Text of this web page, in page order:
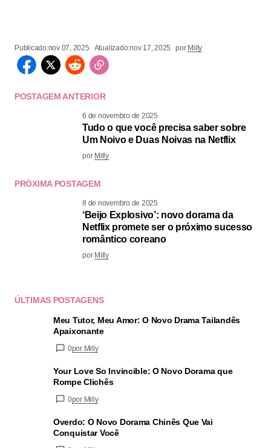
Publicado:nov 07, 2025 Atualizado:nov 17, 2025 por Milly
POSTAGEM ANTERIOR
6 de novembro de 2025
Tudo o que você precisa saber sobre
Um Noivo e Duas Noivas na Netflix
por Milly
PRÓXIMA POSTAGEM
8 de novembro de 2025
‘Beijo Explosivo’: novo dorama da
Netflix promete ser o próximo sucesso
romântico coreano
por Milly
ÚLTIMAS POSTAGENS
Meu Tutor, Meu Amor: O Novo Drama Tailandês
Apaixonante
0por Milly
Your Love So Invincible: O Novo Dorama que
Rompe Clichês
0por Milly
Overdo: O Novo Dorama Chinês Que Vai
Conquistar Você